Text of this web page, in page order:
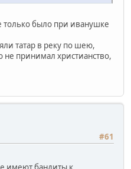
было при иванушке
татар в реку по шею,
не принимал христианство,
#61